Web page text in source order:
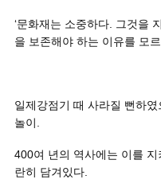
‘문화재는 소중하다. 그것을
을 보존해야 하는 이유를 모
일제강점기 때 사라질 뻔하
놀이.
400여 년의 역사에는 이를
란히 담겨있다.